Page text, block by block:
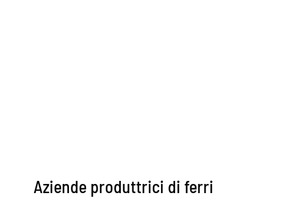
Aziende produttrici di ferri